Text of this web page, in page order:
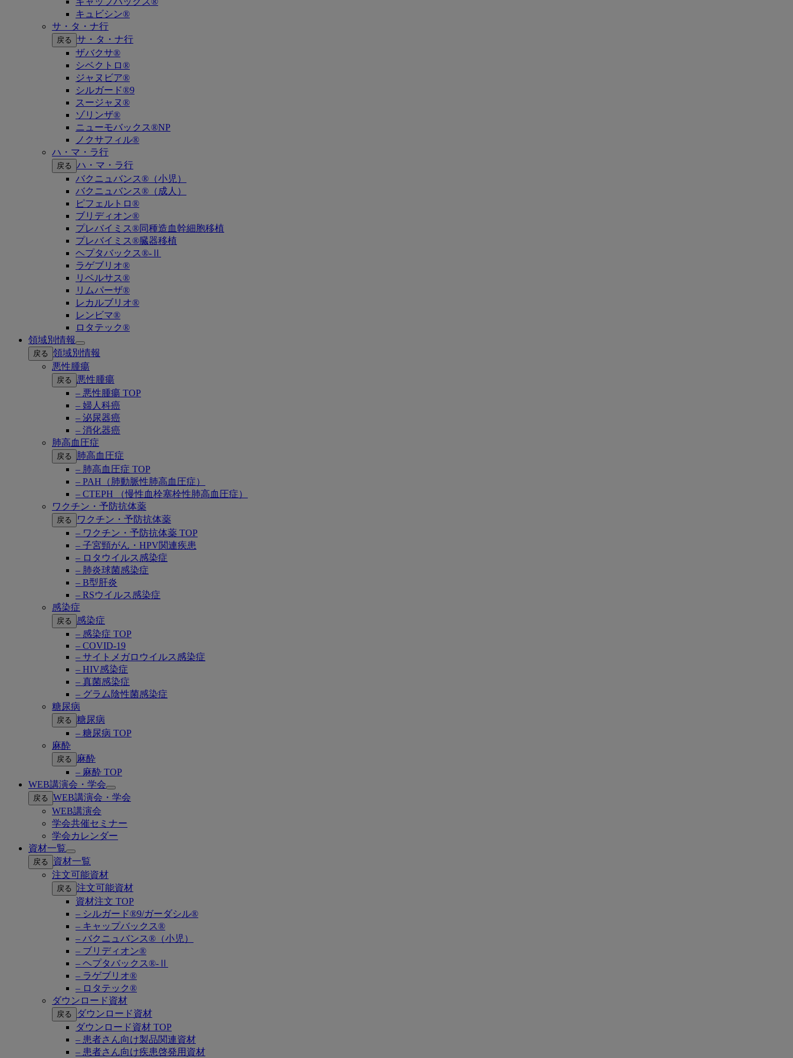
キュビシン®
サ・タ・ナ行
戻る サ・タ・ナ行
ザバクサ®
シベクトロ®
ジャヌビア®
シルガード®9
スージャヌ®
ゾリンザ®
ニューモバックス®NP
ノクサフィル®
ハ・マ・ラ行
戻る ハ・マ・ラ行
バクニュバンス®（小児）
バクニュバンス®（成人）
ピフェルトロ®
ブリディオン®
プレバイミス®同種造血幹細胞移植
プレバイミス®臓器移植
ヘプタバックス®-Ⅱ
ラゲブリオ®
リベルサス®
リムパーザ®
レカルブリオ®
レンビマ®
ロタテック®
領域別情報
Open
submenu
戻る 領域別情報
悪性腫瘍
戻る
悪性腫瘍
– 悪性腫瘍 TOP
– 婦人科癌
– 泌尿器癌
– 消化器癌
肺高血圧症
戻る
肺高血圧症
– 肺高血圧症 TOP
– PAH（肺動脈性肺高血圧症）
– CTEPH （慢性血栓塞栓性肺高血圧症）
ワクチン・予防抗体薬
戻る
ワクチン・予防抗体薬
– ワクチン・予防抗体薬 TOP
– 子宮頸がん・HPV関連疾患
– ロタウイルス感染症
– 肺炎球菌感染症
– B型肝炎
– RSウイルス感染症
感染症
戻る
感染症
– 感染症 TOP
– COVID-19
– サイトメガロウイルス感染症
– HIV感染症
– 真菌感染症
– グラム陰性菌感染症
糖尿病
戻る 糖尿病
– 糖尿病 TOP
麻酔
戻る
麻酔
– 麻酔 TOP
WEB講演会・学会
Open
submenu
戻る WEB講演会・学会
WEB講演会
学会共催セミナー
学会カレンダー
資材一覧
Open
submenu
戻る
資材一覧
注文可能資材
戻る 注文可能資材
資材注文 TOP
– シルガード®9/ガーダシル®
– キャップバックス®
– バクニュバンス®（小児）
– ブリディオン®
– ヘプタバックス®-Ⅱ
– ラゲブリオ®
– ロタテック®
ダウンロード資材
戻る
ダウンロード資材
ダウンロード資材 TOP
– 患者さん向け製品関連資材
– 患者さん向け疾患啓発用資材